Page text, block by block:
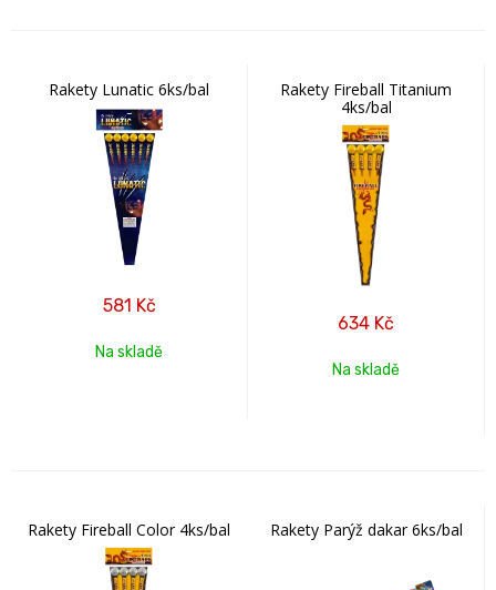
Rakety Lunatic 6ks/bal
581 Kč
Na skladě
Rakety Fireball Titanium
4ks/bal
634 Kč
Na skladě
Rakety Fireball Color 4ks/bal Rakety Parýž dakar 6ks/bal